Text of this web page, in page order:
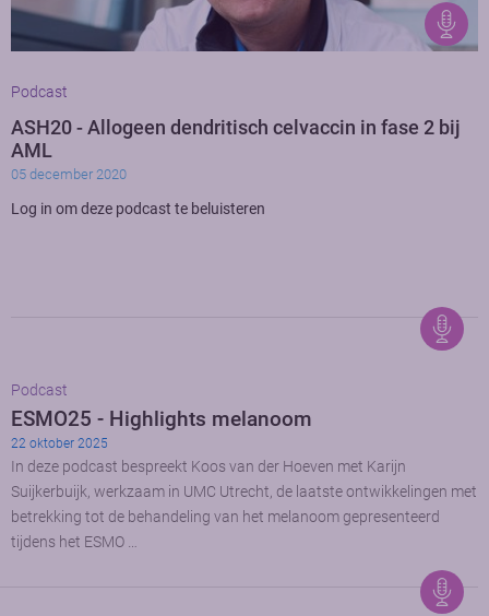
Podcast
ASH20 - Allogeen dendritisch celvaccin in fase 2 bij
AML
05 december 2020
Log in om deze podcast te beluisteren
Podcast
ESMO25 - Highlights melanoom
22 oktober 2025
In deze podcast bespreekt Koos van der Hoeven met Karijn
Suijkerbuijk, werkzaam in UMC Utrecht, de laatste ontwikkelingen met
betrekking tot de behandeling van het melanoom gepresenteerd
tijdens het ESMO …